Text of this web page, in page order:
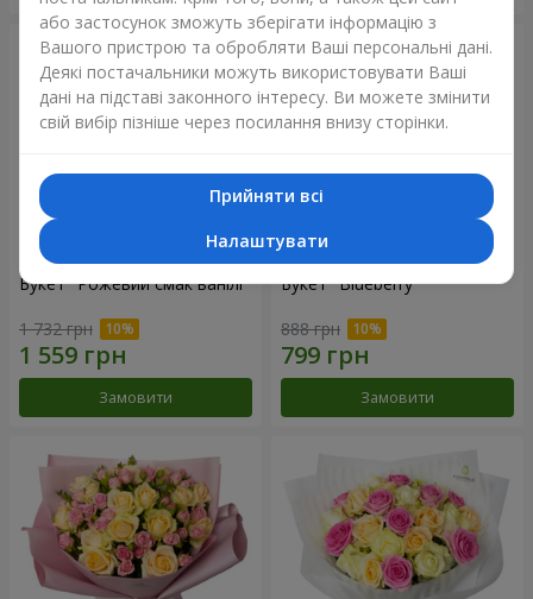
Букет "Рожевий смак ванілі"
1 732 грн
Замовити
Букет "Blueberry"
888 грн
Замовити
або застосунок зможуть зберігати інформацію з
Вашого пристрою та обробляти Ваші персональні дані.
Деякі постачальники можуть використовувати Ваші
дані на підставі законного інтересу. Ви можете змінити
свій вибір пізніше через посилання внизу сторінки.
Прийняти всі
Налаштувати